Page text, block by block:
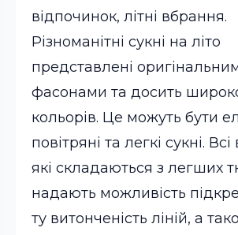
відпочинок, літні вбрання.
Різноманітні сукні на літо
представлені
фасонами та досить
кольорів. Це можуть бути
повітряні та легкі сукні.
які складаються з легших
надають можливість
ту витонченість ліній, а